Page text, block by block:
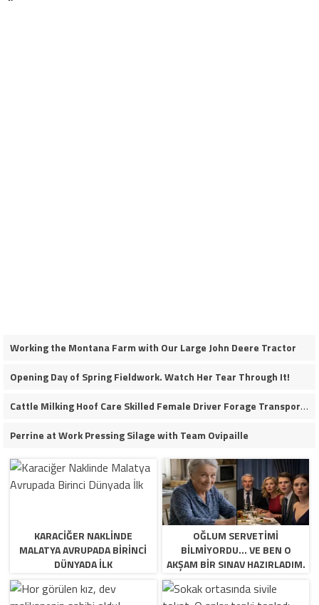
Working the Montana Farm with Our Large John Deere Tractor
Opening Day of Spring Fieldwork. Watch Her Tear Through It!
Cattle Milking Hoof Care Skilled Female Driver Forage Transport Calf Moving Operations
Perrine at Work Pressing Silage with Team Ovipaille
KARACIĞER NAKLINDE
MALATYA AVRUPADA BIRINCI
DÜNYADA İLK
OĞLUM SERVETIMI
BILMIYORDU… VE BEN O
AKŞAM BIR SINAV HAZIRLADIM.